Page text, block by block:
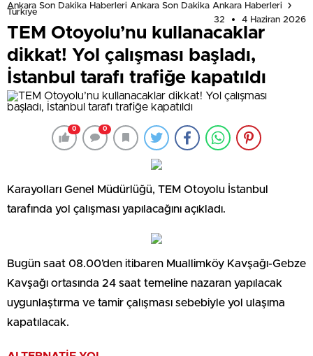
Ankara Son Dakika Haberleri Ankara Son Dakika Ankara Haberleri
Türkiye
32
4 Haziran 2026
TEM Otoyolu’nu kullanacaklar
dikkat! Yol çalışması başladı,
İstanbul tarafı trafiğe kapatıldı
0 0
Karayolları Genel Müdürlüğü, TEM Otoyolu İstanbul
tarafında yol çalışması yapılacağını açıkladı.
Bugün saat 08.00’den itibaren Muallimköy Kavşağı-Gebze
Kavşağı ortasında 24 saat temeline nazaran yapılacak
uygunlaştırma ve tamir çalışması sebebiyle yol ulaşıma
kapatılacak.